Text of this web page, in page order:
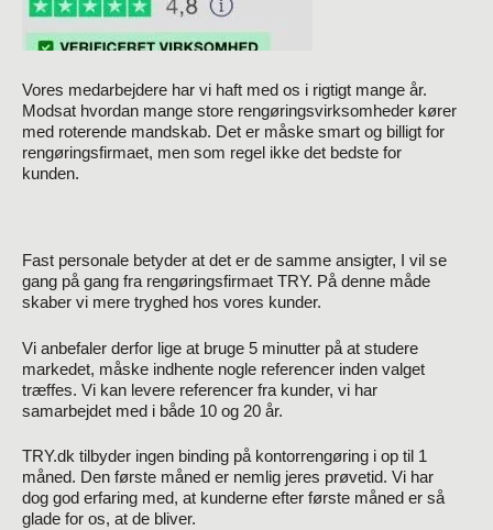
Vores medarbejdere har vi haft med os i rigtigt mange år.
Modsat hvordan mange store rengøringsvirksomheder kører
med roterende mandskab. Det er måske smart og billigt for
rengøringsfirmaet, men som regel ikke det bedste for
kunden.
Fast personale betyder at det er de samme ansigter, I vil se
gang på gang fra rengøringsfirmaet TRY. På denne måde
skaber vi mere tryghed hos vores kunder.
Vi anbefaler derfor lige at bruge 5 minutter på at studere
markedet, måske indhente nogle referencer inden valget
træffes. Vi kan levere referencer fra kunder, vi har
samarbejdet med i både 10 og 20 år.
TRY.dk tilbyder ingen binding på kontorrengøring i op til 1
måned. Den første måned er nemlig jeres prøvetid. Vi har
dog god erfaring med, at kunderne efter første måned er så
glade for os, at de bliver.